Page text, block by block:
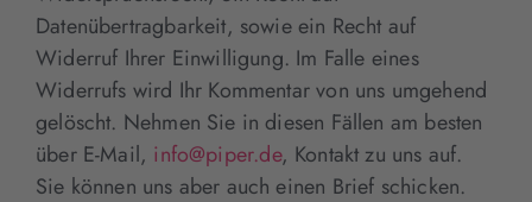
Datenübertragbarkeit, sowie ein Recht auf
Widerruf Ihrer Einwilligung. Im Falle eines
Widerrufs wird Ihr Kommentar von uns umgehend
gelöscht. Nehmen Sie in diesen Fällen am besten
über E-Mail, info@piper.de, Kontakt zu uns auf.
Sie können uns aber auch einen Brief schicken.